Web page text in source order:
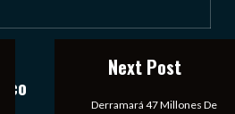
Next Post
Derramará 47 Millones De